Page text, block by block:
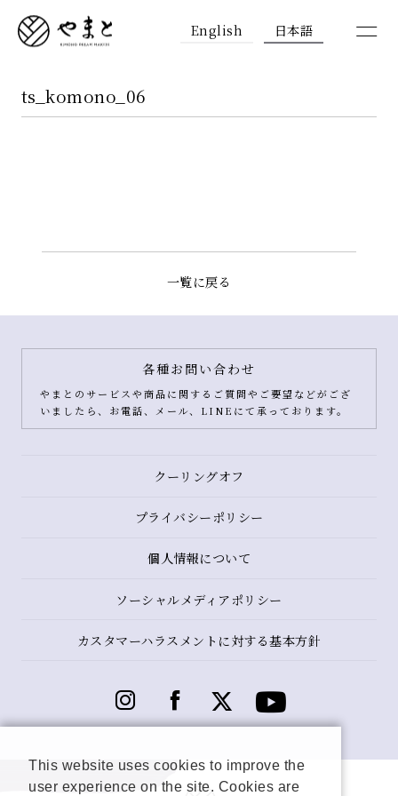
English 日本語
ts_komono_06
一覧に戻る
各種お問い合わせ
やまとのサービスや商品に関するご質問やご要望などがござ
いましたら、お電話、メール、LINEにて承っております。
クーリングオフ
プライバシーポリシー
個人情報について
ソーシャルメディアポリシー
カスタマーハラスメントに対する基本方針
This website uses cookies to improve the
user experience on the site. Cookies are